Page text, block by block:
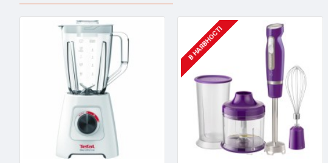
В НАЯВНОСТІ